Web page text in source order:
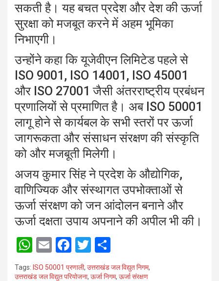
सकती है। यह बचत प्रदेश और देश की ऊर्जा
सुरक्षा को मजबूत करने में अहम भूमिका
निभाएगी।
उन्होंने कहा कि यूजेवीएन लिमिटेड पहले से
ISO 9001, ISO 14001, ISO 45001
और ISO 27001 जैसी अंतरराष्ट्रीय प्रबंधन
प्रणालियों से प्रमाणित है। अब ISO 50001
लागू होने से कार्यबल के सभी स्तरों पर ऊर्जा
जागरूकता और संसाधन संरक्षण की संस्कृति
को और मजबूती मिलेगी।
अजय कुमार सिंह ने प्रदेश के औद्योगिक,
वाणिज्यिक और संस्थागत उपभोक्ताओं से
ऊर्जा संरक्षण को जन आंदोलन बनाने और
ऊर्जा दक्षता उपाय अपनाने की अपील भी की।
W
h
at
E
m
ail
F
a
ce
T
wi
tt
h
ar
Tags: ISO 50001 प्रणाली, उत्तराखंड जल विद्युत निगम,
उत्तराखंड जल विद्युत परियोजना, ऊर्जा निगम, ऊर्जा संरक्षण